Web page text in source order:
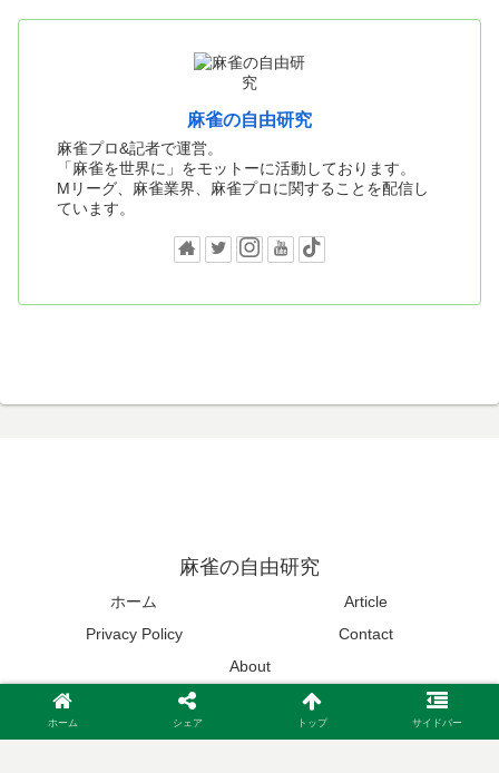
麻雀の自由研究
麻雀プロ&記者で運営。
「麻雀を世界に」をモットーに活動しております。
Mリーグ、麻雀業界、麻雀プロに関することを配信し
ています。
麻雀の自由研究
ホーム
Article
Privacy Policy
Contact
About
© 2021-2026 麻雀の自由研究.
ホーム シェア トップ サイドバー